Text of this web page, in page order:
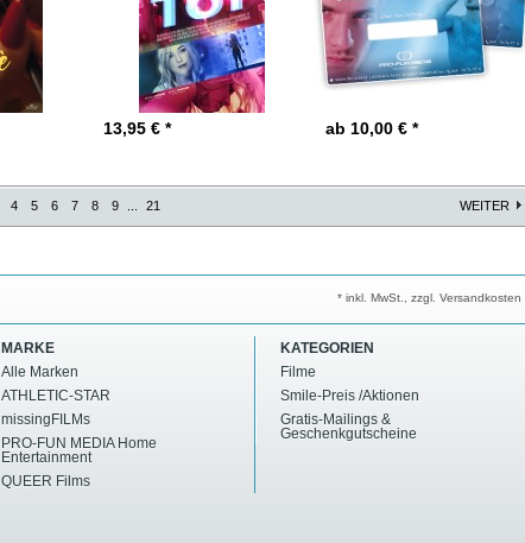
13,95 € * ab 10,00 € *
4 5 6 7 8 9 21 WEITER
* inkl. MwSt., zzgl. Versandkosten
MARKE
Alle Marken
ATHLETIC-STAR
missingFILMs
PRO-FUN MEDIA Home
Entertainment
QUEER Films
KATEGORIEN
Filme
Smile-Preis /Aktionen
Gratis-Mailings &
Geschenkgutscheine